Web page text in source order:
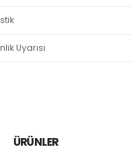
Uyarısı
ÜRÜNLER